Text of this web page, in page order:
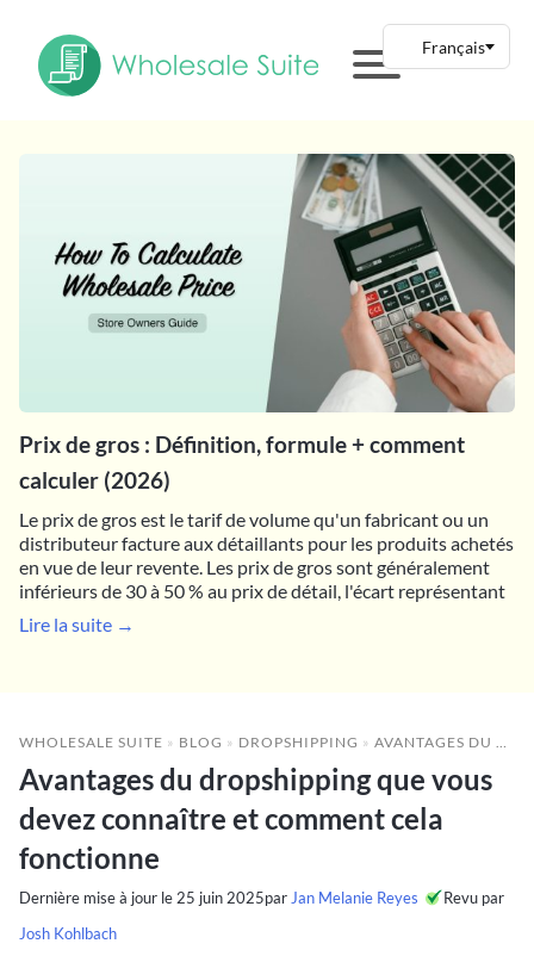
Prix de gros : Définition, formule + comment
calculer (2026)
Le prix de gros est le tarif de volume qu'un fabricant ou un
distributeur facture aux détaillants pour les produits achetés
en vue de leur revente. Les prix de gros sont généralement
inférieurs de 30 à 50 % au prix de détail, l'écart représentant
Lire la suite →
WHOLESALE SUITE » BLOG » DROPSHIPPING » AVANTAGES DU DROPSHIPPING QUE VOUS DEVEZ CONNAÎTRE ET COMMENT CELA FONCTIONNE
Avantages du dropshipping que vous
devez connaître et comment cela
fonctionne
Dernière mise à jour le 25 juin 2025par Jan Melanie Reyes
Revu par
Josh Kohlbach